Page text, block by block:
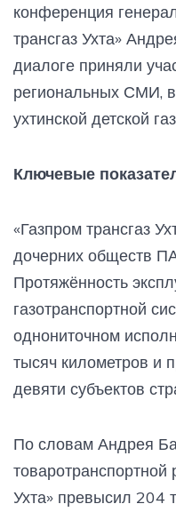
конференция
трансгаз Ухта»
диалоге приняли
региональных СМИ,
ухтинской детской
Ключевые
«Газпром трансгаз
дочерних обществ
Протяжённость
газотранспортной
однониточном
тысяч километров и
девяти субъектов
По словам Андрея
товаротранспортной
Ухта» превысил 204